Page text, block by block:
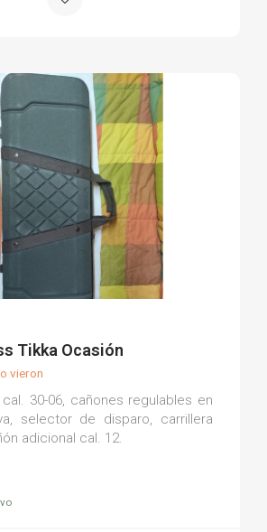
(0)
Tikka Ocasión
vieron
30-06, cañones regulables en
selector de disparo, carrillera
adicional cal. 12.